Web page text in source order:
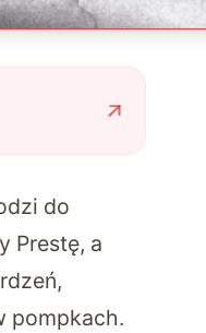
do
Prestę, a
pompkach.